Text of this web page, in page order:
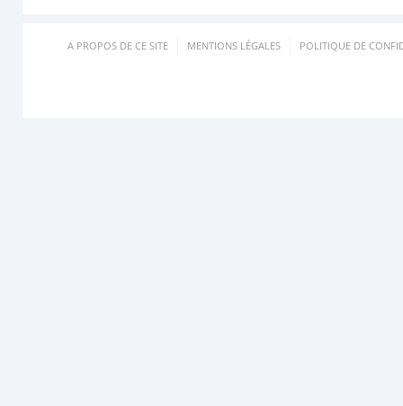
A PROPOS DE CE SITE MENTIONS LÉGALES POLITIQUE DE